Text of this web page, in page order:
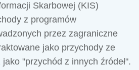
Skarbowej (KIS)
z programów
przez zagraniczne
jako przychody ze
"przychód z innych źródeł".